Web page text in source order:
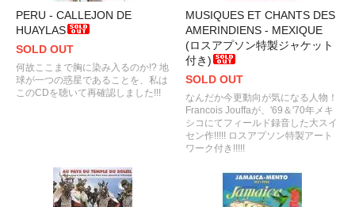
PERU - CALLEJON DE
HUAYLAS
SOLD OUT
何故ここまで胸に染み入るのか!? 地
球が一つの惑星であることを、私は
このCDを聴いて再確認しました!!!
MUSIQUES ET CHANTS DES
AMERINDIENS - MEXIQUE
(ロスアプソン特製ジャケット
付き)
SOLD OUT
なんだか今更動向が気になる人物！
Francois Jouffaが、'69＆'70年メキ
シコにてフィールド録音した大スイ
セン作!!!!! ロスアプソン特製アート
ワーク付き!!!!!